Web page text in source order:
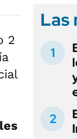
2
Las